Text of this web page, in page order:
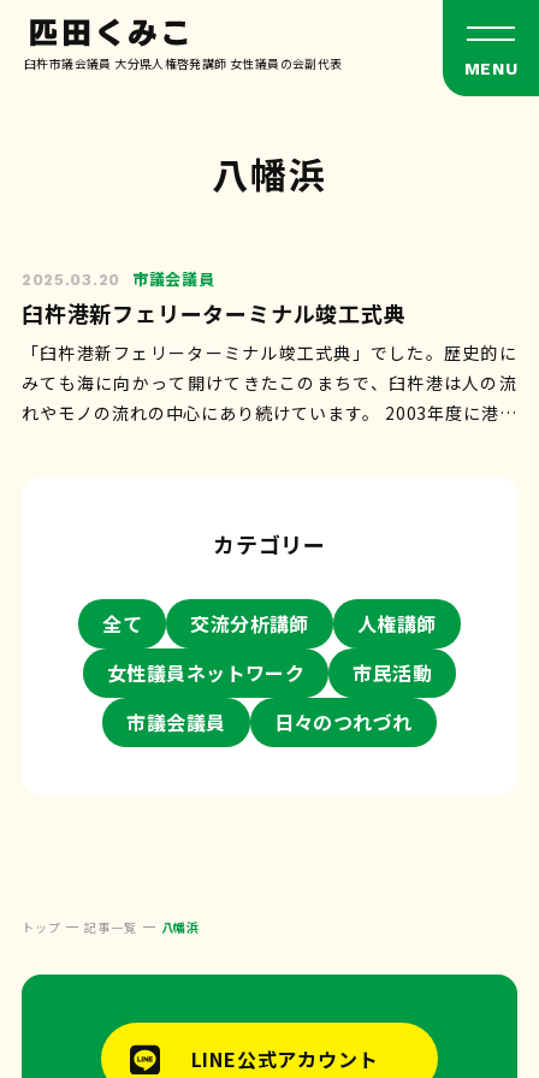
臼杵市議会議員 大分県人権啓発講師 女性議員の会副代表
八幡浜
2025.03.20 市議会議員
臼杵港新フェリーターミナル竣工式典
「臼杵港新フェリーターミナル竣工式典」でした。歴史的に
みても海に向かって開けてきたこのまちで、臼杵港は人の流
れやモノの流れの中心にあり続けています。 2003年度に港湾
カテゴリー
全て 交流分析講師
人権講師
女性議員ネットワーク
市民活動
市議会議員
日々のつれづれ
トップ 記事一覧 八幡浜
LINE公式アカウント